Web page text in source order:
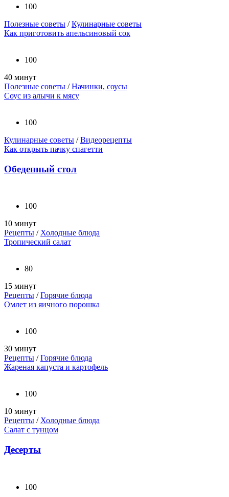
100
Полезные советы /Кулинарные советы
Как приготовить апельсиновый сок
100
40 минут
Полезные советы /Начинки, соусы
Соус из алычи к мясу
100
Кулинарные советы /Видеорецепты
Как открыть пачку спагетти
Обеденный стол
100
10 минут
Рецепты /Холодные блюда
Тропический салат
80
15 минут
Рецепты /Горячие блюда
Омлет из яичного порошка
100
30 минут
Рецепты /Горячие блюда
Жареная капуста и картофель
100
10 минут
Рецепты /Холодные блюда
Салат с тунцом
Десерты
100